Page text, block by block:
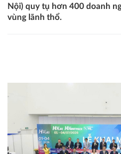
Nội) quy tụ hơn 400 doanh
vùng lãnh thổ.